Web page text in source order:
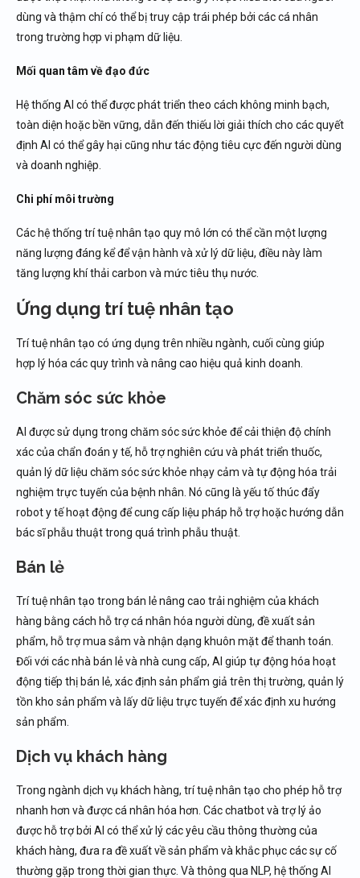
dùng và thậm chí có thể bị truy cập trái phép bởi các cá nhân
trong trường hợp vi phạm dữ liệu.
Mối quan tâm về đạo đức
Hệ thống AI có thể được phát triển theo cách không minh bạch,
toàn diện hoặc bền vững, dẫn đến thiếu lời giải thích cho các quyết
định AI có thể gây hại cũng như tác động tiêu cực đến người dùng
và doanh nghiệp.
Chi phí môi trường
Các hệ thống trí tuệ nhân tạo quy mô lớn có thể cần một lượng
năng lượng đáng kể để vận hành và xử lý dữ liệu, điều này làm
tăng lượng khí thải carbon và mức tiêu thụ nước.
Ứng dụng trí tuệ nhân tạo
Trí tuệ nhân tạo có ứng dụng trên nhiều ngành, cuối cùng giúp
hợp lý hóa các quy trình và nâng cao hiệu quả kinh doanh.
Chăm sóc sức khỏe
AI được sử dụng trong chăm sóc sức khỏe để cải thiện độ chính
xác của chẩn đoán y tế, hỗ trợ nghiên cứu và phát triển thuốc,
quản lý dữ liệu chăm sóc sức khỏe nhạy cảm và tự động hóa trải
nghiệm trực tuyến của bệnh nhân. Nó cũng là yếu tố thúc đẩy
robot y tế hoạt động để cung cấp liệu pháp hỗ trợ hoặc hướng dẫn
bác sĩ phẫu thuật trong quá trình phẫu thuật.
Bán lẻ
Trí tuệ nhân tạo trong bán lẻ nâng cao trải nghiệm của khách
hàng bằng cách hỗ trợ cá nhân hóa người dùng, đề xuất sản
phẩm, hỗ trợ mua sắm và nhận dạng khuôn mặt để thanh toán.
Đối với các nhà bán lẻ và nhà cung cấp, AI giúp tự động hóa hoạt
động tiếp thị bán lẻ, xác định sản phẩm giả trên thị trường, quản lý
tồn kho sản phẩm và lấy dữ liệu trực tuyến để xác định xu hướng
sản phẩm.
Dịch vụ khách hàng
Trong ngành dịch vụ khách hàng, trí tuệ nhân tạo cho phép hỗ trợ
nhanh hơn và được cá nhân hóa hơn. Các chatbot và trợ lý ảo
được hỗ trợ bởi AI có thể xử lý các yêu cầu thông thường của
khách hàng, đưa ra đề xuất về sản phẩm và khắc phục các sự cố
thường gặp trong thời gian thực. Và thông qua NLP, hệ thống AI